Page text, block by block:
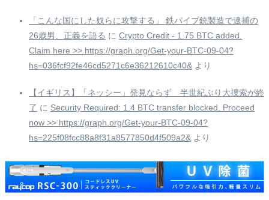
「こんな国にした奴らに攻撃する」 鉄パイプ銃製造で逮捕の
26歳男、正義を語る に Crypto Credit - 1.75 BTC added.
Claim here >> https://graph.org/Get-your-BTC-09-04?
hs=036fcf92fe46cd5271c6e36212610c40& より
【イギリス】「ネッシー」発見ならず 半世紀ぶり大捜索が終
了 に Security Required: 1.4 BTC transfer blocked. Proceed
now >> https://graph.org/Get-your-BTC-09-04?
hs=225f08fcc88a8f31a8577850d4f509a2& より